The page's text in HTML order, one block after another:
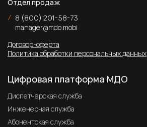
Отдел продаж
/ 8 (800) 201-58-73
manager@mdo.mobi
Договор-оферта
Политика обработки персональных данных
Цифровая платформа МДО
Диспетчерская служба
Инженерная служба
Абонентская служба